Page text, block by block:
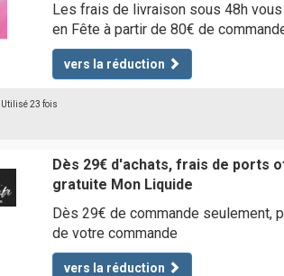
Les frais de livraison sous 48h
en Fête à partir de 80€ de
vers la réduction
| Utilisé 23 fois
Dès 29€ d'achats, frais de ports
gratuite Mon Liquide
Dès 29€ de commande seulement,
de votre commande
vers la réduction